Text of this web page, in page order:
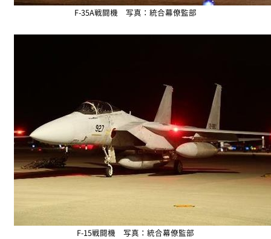
F-35A戦闘機 写真：統合幕僚監部
F-15戦闘機 写真：統合幕僚監部